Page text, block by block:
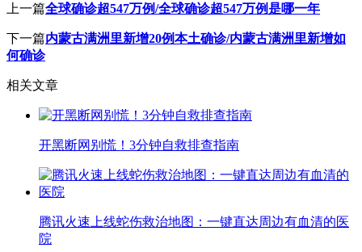
上一篇全球确诊超547万例/全球确诊超547万例是哪一年
下一篇内蒙古满洲里新增20例本土确诊/内蒙古满洲里新增如
何确诊
相关文章
开黑断网别慌！3分钟自救排查指南
腾讯火速上线蛇伤救治地图：一键直达周边有血清的医
院